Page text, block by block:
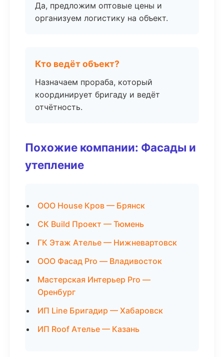
Да, предложим оптовые цены и
организуем логистику на объект.
Кто ведёт объект?
Назначаем прораба, который
координирует бригаду и ведёт
отчётность.
Похожие компании: Фасады и
утепление
ООО House Кров — Брянск
СК Build Проект — Тюмень
ГК Этаж Ателье — Нижневартовск
ООО Фасад Pro — Владивосток
Мастерская Интерьер Pro —
Оренбург
ИП Line Бригадир — Хабаровск
ИП Roof Ателье — Казань